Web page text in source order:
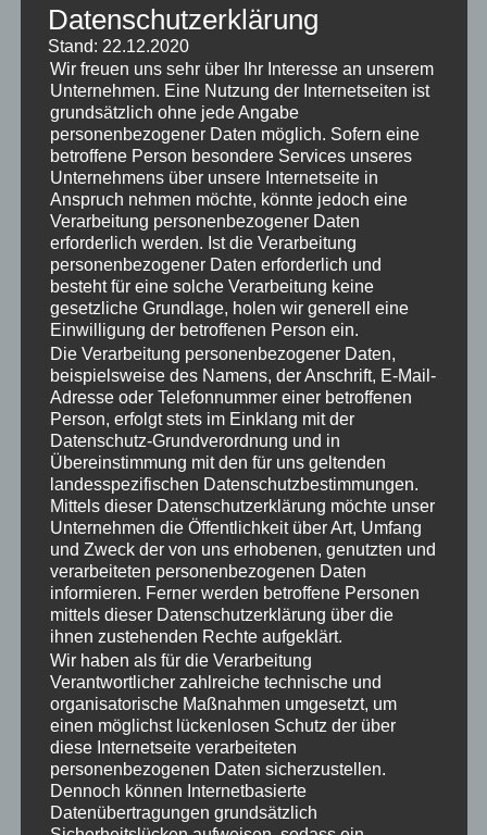
Die 18. KWF-Tagung, welche vom 19. bis 22. Juni
2024 in Schwarzenborn stattfand, wurde mit
großem Erfolg beendet. Als international führende
Leitmesse für Forstwirtschaft konnte die
Veranstaltung erneut bemerkenswerte
Besucherzahlen und eine durchweg positive
Resonanz der Aussteller verzeichnen.
Rund 50.000 Fachbesucherinnen und
Fachbesucher aus aller Welt nutzten bei teils
schwierigen Witterungsbedingungen die
Gelegenheit, sich über die neuesten Entwicklungen
und Innovationen im Bereich der Forstwirtschaft zu
informieren.
Mit 521 Ausstellern aus 30 Ländern bot die
KWF-Tagung eine einzigartige Plattform für
den Austausch von Wissen und
Erfahrungen und knüpfte damit nahtlos an
die Erfolge der vergangenen Tagungen an.
Die diesjährige KWF-Tagung hat unsere
Erwartungen vollumfänglich erfüllt. Die
hohe Besucherzahl und die positive
Rückmeldung der Aussteller bestätigen
den Erfolg der Veranstaltung und ihre
Bedeutung als globales Forstfachevent.
Neben der KWF-Expo, auf welcher die Aussteller
auf 5,5 km vier Tage lang ihre Innovationen und den
neuesten Stand der Technik präsentierten, bot die
Tagung ein umfangreiches Rahmenprogramm mit
Meisterschaften, Preisverleihungen und Besuchen
Datenschutzerklärung
Stand: 22.12.2020
Wir freuen uns sehr über Ihr Interesse an unserem
Unternehmen. Eine Nutzung der Internetseiten ist
grundsätzlich ohne jede Angabe
personenbezogener Daten möglich. Sofern eine
betroffene Person besondere Services unseres
Unternehmens über unsere Internetseite in
Anspruch nehmen möchte, könnte jedoch eine
Verarbeitung personenbezogener Daten
erforderlich werden. Ist die Verarbeitung
personenbezogener Daten erforderlich und
besteht für eine solche Verarbeitung keine
gesetzliche Grundlage, holen wir generell eine
Einwilligung der betroffenen Person ein.
Die Verarbeitung personenbezogener Daten,
beispielsweise des Namens, der Anschrift, E-Mail-
Adresse oder Telefonnummer einer betroffenen
Person, erfolgt stets im Einklang mit der
Datenschutz-Grundverordnung und in
Übereinstimmung mit den für uns geltenden
landesspezifischen Datenschutzbestimmungen.
Mittels dieser Datenschutzerklärung möchte unser
Unternehmen die Öffentlichkeit über Art, Umfang
und Zweck der von uns erhobenen, genutzten und
verarbeiteten personenbezogenen Daten
informieren. Ferner werden betroffene Personen
mittels dieser Datenschutzerklärung über die
ihnen zustehenden Rechte aufgeklärt.
Wir haben als für die Verarbeitung
Verantwortlicher zahlreiche technische und
organisatorische Maßnahmen umgesetzt, um
einen möglichst lückenlosen Schutz der über
diese Internetseite verarbeiteten
personenbezogenen Daten sicherzustellen.
Dennoch können Internetbasierte
Datenübertragungen grundsätzlich